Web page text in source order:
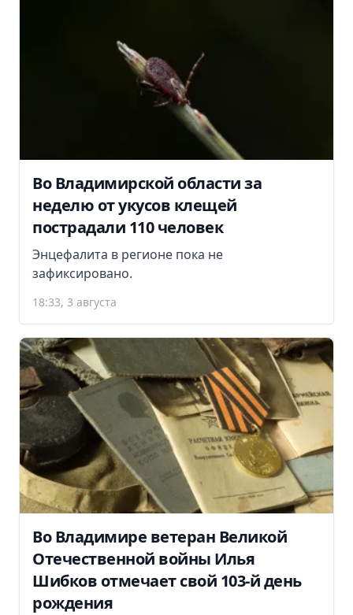
Во Владимирской области за
неделю от укусов клещей
пострадали 110 человек
Энцефалита в регионе пока не
зафиксировано.
18:33, 3 августа
Во Владимире ветеран Великой
Отечественной войны Илья
Шибков отмечает свой 103-й день
рождения